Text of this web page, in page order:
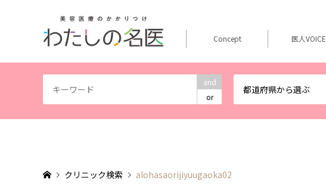
and
or
都道府県から選ぶ
Concept 医人VOICE
クリニック検索 alohasaorijiyuugaoka02